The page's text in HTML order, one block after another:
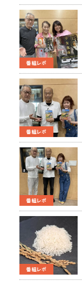
番組レポ
番組レポ
番組レポ
番組レポ